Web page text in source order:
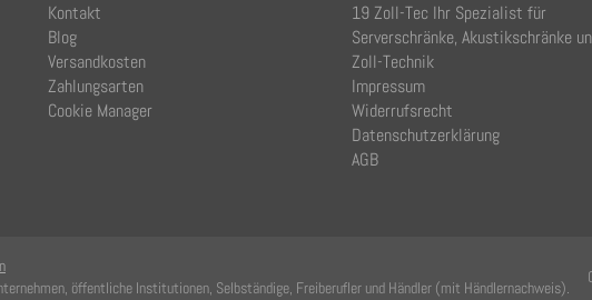
Kontakt
Blog
Versandkosten
Zahlungsarten
Cookie Manager
19 Zoll-Tec Ihr Spezialist für
Serverschränke, Akustikschränke
Zoll-Technik
Impressum
Widerrufsrecht
Datenschutzerklärung
AGB
öffentliche Institutionen, Selbständige, Freiberufler und Händler (mit Händlernachweis).